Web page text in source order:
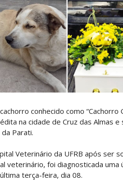
conhecido como “Cachorro
na cidade de Cruz das Almas
Parati.
Veterinário da UFRB após ser
veterinário, foi diagnosticada uma
terça-feira, dia 08.